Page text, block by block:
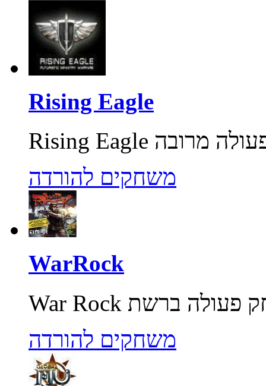
Rising Eagle
משחקים להורדה
WarRock
משחקים להורדה